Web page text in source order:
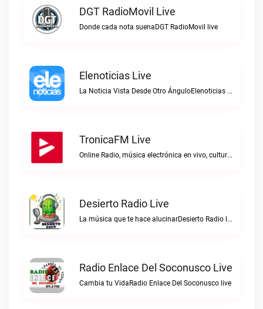
DGT RadioMovil Live
Donde cada nota suenaDGT RadioMovil live
Elenoticias Live
La Noticia Vista Desde Otro ÁnguloElenoticias live
TronicaFM Live
Online Radio, música electrónica en vivo, cultura electrónica, Top 10 semanal, videos, descargasTronicaFM live
Desierto Radio Live
La música que te hace alucinarDesierto Radio live
Radio Enlace Del Soconusco Live
Cambia tu VidaRadio Enlace Del Soconusco live